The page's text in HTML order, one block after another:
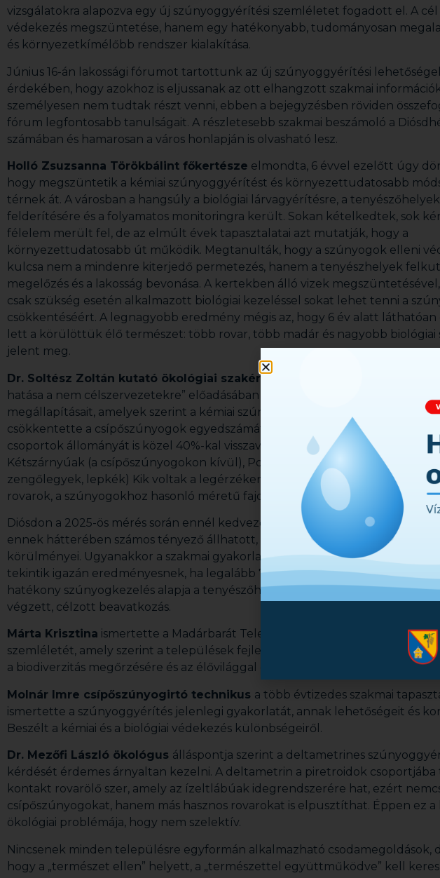
vizsgálatokra alapozva egy új szúnyoggyérítési szemléletet fogadott el. A cél
védekezés megszüntetése, hanem egy hatékonyabb, tudományosan
és környezetkímélőbb rendszer kialakítása.
Június 16-án lakossági fórumot tartottunk az új szúnyoggyérítési
érdekében, hogy azokhoz is eljussanak az ott elhangzott szakmai
személyesen nem tudtak részt venni, ebben a bejegyzésben röviden
fórum legfontosabb tanulságait. A részletesebb szakmai beszámoló a
számában és hamarosan a város honlapján is olvasható lesz.
Holló Zsuzsanna Törökbálint főkertésze elmondta, 6 évvel ezelőtt úgy
hogy megszüntetik a kémiai szúnyoggyérítést és környezettudatosabb
térnek át. A városban a hangsúly a biológiai lárvagyérítésre, a tenyészőhelyek
felderítésére és a folyamatos monitoringra került. Sokan kételkedtek, sok
félelem merült fel, de az elmúlt évek tapasztalatai azt mutatják, hogy a
környezettudatosabb út működik. Megtanulták, hogy a szúnyogok elleni
kulcsa nem a mindenre kiterjedő permetezés, hanem a tenyészhelyek
megelőzés és a lakosság bevonása. A kertekben álló vizek
csak szükség esetén alkalmazott biológiai kezeléssel sokat lehet tenni a
csökkentéséért. A legnagyobb eredmény mégis az, hogy 6 év alatt láthatóan
lett a körülöttük élő természet: több rovar, több madár és nagyobb biológiai
jelent meg.
Dr. Soltész Zoltán kutató ökológiai szakértő (HUN-REN)
hatása a nem célszervezetekre” előadásában ismertette a kutatás
megállapításait, amelyek szerint a kémiai szúnyoggyérítés átlagosan
csökkentette a csípőszúnyogok egyedszámát, ugyanakkor a nem célzott
csoportok állományát is közel 40%-kal visszavetette. Érintett rovarcsoportok:
Kétszárnyúak (a csípőszúnyogokon kívül), Poloskák, Lepkék, Bogarak,
zengőlegyek, lepkék) Kik voltak a legérzékenyebbek? :Kis és közepes
rovarok, a szúnyogokhoz hasonló méretű fajok és a beporzó rovarok.
Diósdon a 2025-ös mérés során ennél kedvezőtlenebb arányokat
ennek hátterében számos tényező állhatott, például az adott időszak időjárási
körülményei. Ugyanakkor a szakmai gyakorlatban a szúnyoggyérítést
tekintik igazán eredményesnek, ha legalább 70–80%-os egyedszám-
hatékony szúnyogkezelés alapja a tenyészőhelyek felkutatása és a
végzett, célzott beavatkozás.
Márta Krisztina ismertette a Madárbarát Települések Országos
szemléletét, amely szerint a települések fejlesztése során kiemelt figyelmet
a biodiverzitás megőrzésére és az élővilággal összhangban történő
Molnár Imre csípőszúnyogirtó technikus a több évtizedes szakmai
ismertette a szúnyoggyérítés jelenlegi gyakorlatát, annak lehetőségeit és
Beszélt a kémiai és a biológiai védekezés különbségeiről.
Dr. Mezőfi László ökológus álláspontja szerint a deltametrines
kérdését érdemes árnyaltan kezelni. A deltametrin a piretroidok csoportjába
kontakt rovarölő szer, amely az ízeltlábúak idegrendszerére hat, ezért
csípőszúnyogokat, hanem más hasznos rovarokat is elpusztíthat. Éppen ez
ökológiai problémája, hogy nem szelektív.
Nincsenek minden településre egyformán alkalmazható csodamegoldások,
hogy a „természet ellen” helyett, a „természettel együttműködve” kell